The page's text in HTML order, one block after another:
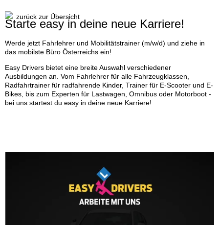
zurück zur Übersicht
Starte easy in deine neue Karriere!
Werde jetzt Fahrlehrer und Mobilitätstrainer (m/w/d) und ziehe in
das mobilste Büro Österreichs ein!
Easy Drivers bietet eine breite Auswahl verschiedener
Ausbildungen an. Vom Fahrlehrer für alle Fahrzeugklassen,
Radfahrtrainer für radfahrende Kinder, Trainer für E-Scooter und E-
Bikes, bis zum Experten für Lastwagen, Omnibus oder Motorboot -
bei uns startest du easy in deine neue Karriere!